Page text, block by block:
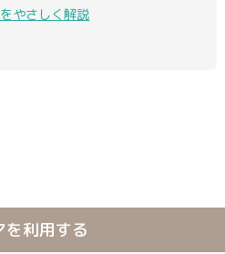
やさしく解説
を利用する